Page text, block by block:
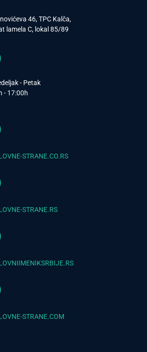
46, TPC Kalča,
lamela C, lokal 85/89
- Petak
- 17:00h
STRANE.CO.RS
STRANE.RS
STRANE.COM